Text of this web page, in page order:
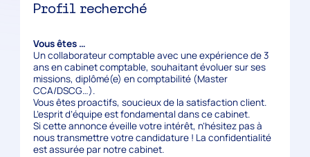
Profil recherché
Vous êtes …
Un collaborateur comptable avec une expérience de 3
ans en cabinet comptable, souhaitant évoluer sur ses
missions, diplômé(e) en comptabilité (Master
CCA/DSCG…).
Vous êtes proactifs, soucieux de la satisfaction client.
L’esprit d’équipe est fondamental dans ce cabinet.
Si cette annonce éveille votre intérêt, n’hésitez pas à
nous transmettre votre candidature ! La confidentialité
est assurée par notre cabinet.